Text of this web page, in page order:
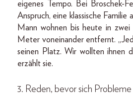
eigenes Tempo. Bei Broschek-
Anspruch, eine klassische Familie
Mann wohnen bis heute in zwei
Meter voneinander entfernt.
seinen Platz. Wir wollten ihnen
erzählt sie.
3. Reden, bevor sich